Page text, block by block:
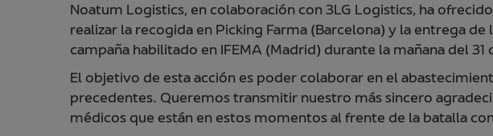
Noatum Logistics, en colaboración con 3LG Logistics, ha
realizar la recogida en Picking Farma (Barcelona) y la entrega
campaña habilitado en IFEMA (Madrid) durante la mañana del 31
El objetivo de esta acción es poder colaborar en el
precedentes. Queremos transmitir nuestro más sincero
médicos que están en estos momentos al frente de la batalla